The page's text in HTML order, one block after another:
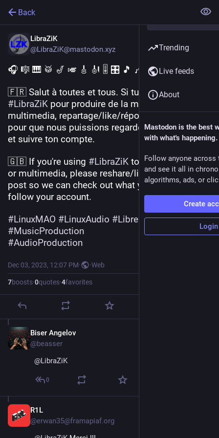
Back
LibraZiK
@LibraZiK@mastodon.xyz
🎧 🎼 🎹 🥁 🎷 🎺 🎸 🎻 🎚 🎛 🎵 🎶
🇫🇷 Salut à toutes et tous. Si tu utilises
#LibraZiK pour produire de la musique ou du
multimedia, repartage/like/répond-à ce message
pour que nous puissions regarder ce que tu fais
et suivre ton compte.
🇬🇧 If you're using #LibraZiK to produce music
or multimedia, please reshare/like/reply to this
post so we can check out what you're up to and
follow your account.
#LinuxMAO #LinuxAudio #LibreMusicProduction
#MusicProduction
#AudioProduction
Dec 03, 2023, 12:07 PM· ·Web
7boosts·0quotes·4favorites
Biser Angelov
@beasser
@LibraZiK
0
R1L
@erwan35@framapiaf.org
Trending
Live feeds
About
Mastodon is the best
with what's happening.
Follow anyone across
and see it all in
algorithms, ads, or
Create
Login